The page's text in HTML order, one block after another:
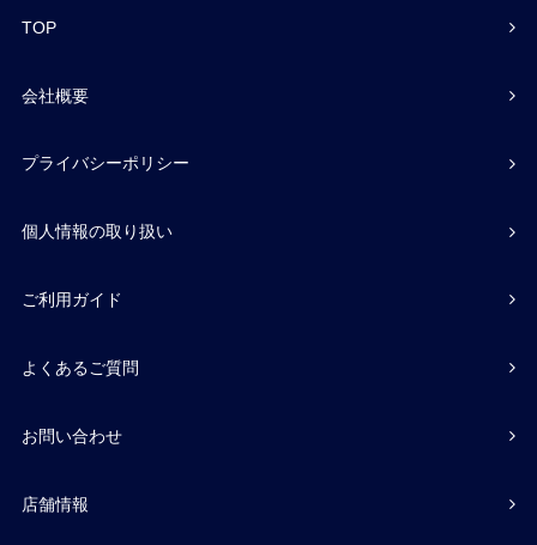
TOP
会社概要
プライバシーポリシー
個人情報の取り扱い
ご利用ガイド
よくあるご質問
お問い合わせ
店舗情報